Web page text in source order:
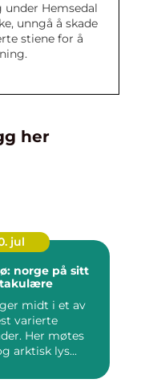
Hemsedal
unngå å skade
stiene for å
her
jul
norge på sitt
midt i et av
varierte
Her møtes
arktisk lys...